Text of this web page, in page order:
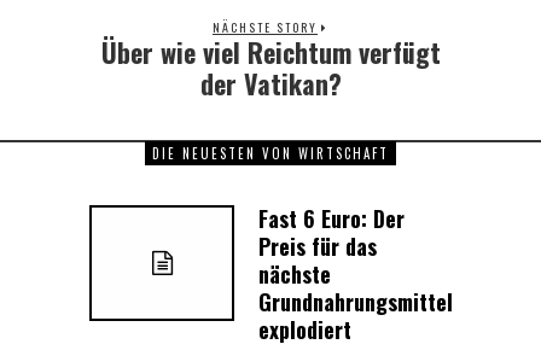
NÄCHSTE STORY
Next
post:
Über wie viel Reichtum verfügt
der Vatikan?
DIE NEUESTEN VON WIRTSCHAFT
Fast 6 Euro: Der
Preis für das
nächste
Grundnahrungsmittel
explodiert